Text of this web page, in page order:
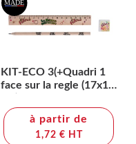
KIT-ECO 3(+Quadri 1
face sur la regle (17x1,3
360° 1 couleur sur le
crayon - quadri sur la
gomme (2,2x2,4 cm))
à partir de
1,72 € HT